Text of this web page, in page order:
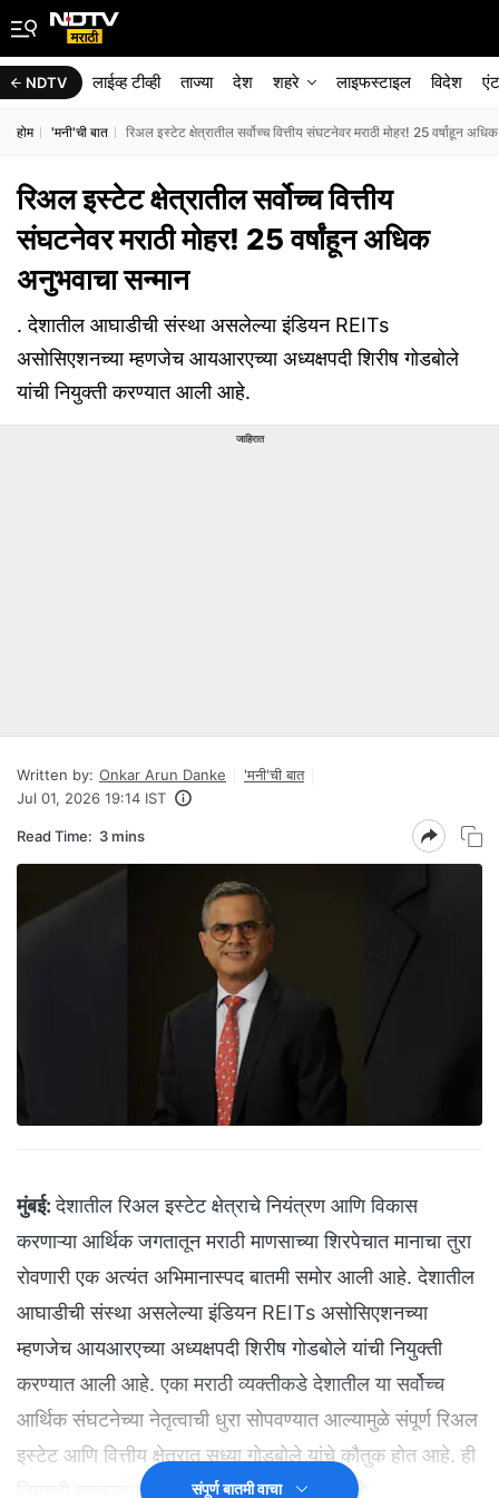
NDTV लाईव्ह टीव्ही ताज्या देश शहरे लाइफस्टाइल विदेश
होम 'मनी'ची बात रिअल इस्टेट क्षेत्रातील सर्वोच्च वित्तीय संघटनेवर मराठी मोहर! 25 वर्षांहून
रिअल इस्टेट क्षेत्रातील सर्वोच्च वित्तीय
संघटनेवर मराठी मोहर! 25 वर्षांहून अधिक
अनुभवाचा सन्मान
. देशातील आघाडीची संस्था असलेल्या इंडियन REITs
असोसिएशनच्या म्हणजेच आयआरएच्या अध्यक्षपदी शिरीष गोडबोले
यांची नियुक्ती करण्यात आली आहे.
जाहिरात
Written by: Onkar Arun Danke
'मनी'ची बात
Jul 01, 2026 19:14 IST
Read Time: 3 mins
मुंबई: देशातील रिअल इस्टेट क्षेत्राचे नियंत्रण आणि विकास
करणाऱ्या आर्थिक जगतातून मराठी माणसाच्या शिरपेचात मानाचा तुरा
रोवणारी एक अत्यंत अभिमानास्पद बातमी समोर आली आहे. देशातील
आघाडीची संस्था असलेल्या इंडियन REITs असोसिएशनच्या
म्हणजेच आयआरएच्या अध्यक्षपदी शिरीष गोडबोले यांची नियुक्ती
करण्यात आली आहे. एका मराठी व्यक्तीकडे देशातील या सर्वोच्च
आर्थिक संघटनेच्या नेतृत्वाची धुरा सोपवण्यात आल्यामुळे संपूर्ण रिअल
इस्टेट आणि वित्तीय क्षेत्रात सध्या गोडबोले यांचे कौतुक होत आहे. ही
नियुक्ती तात्काळ प्रभावाने लागू करण्यात आली आहे.
संपूर्ण बातमी वाचा